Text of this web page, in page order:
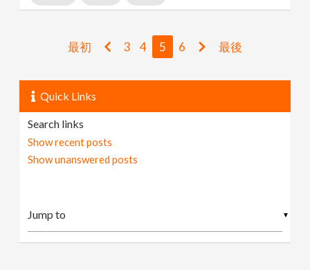
最初 3 4 5 6 最後
Quick Links
Search links
Show recent posts
Show unanswered posts
▼